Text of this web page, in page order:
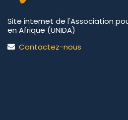
Site internet de l'Association
en Afrique (UNIDA)
Contactez-nous